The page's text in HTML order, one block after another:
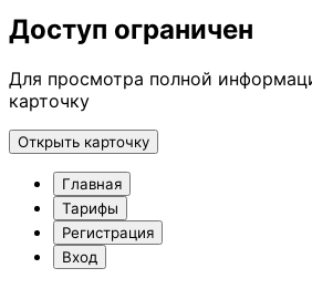
Доступ ограничен
Для просмотра полной
карточку
Открыть карточку
Главная
Тарифы
Регистрация
Вход